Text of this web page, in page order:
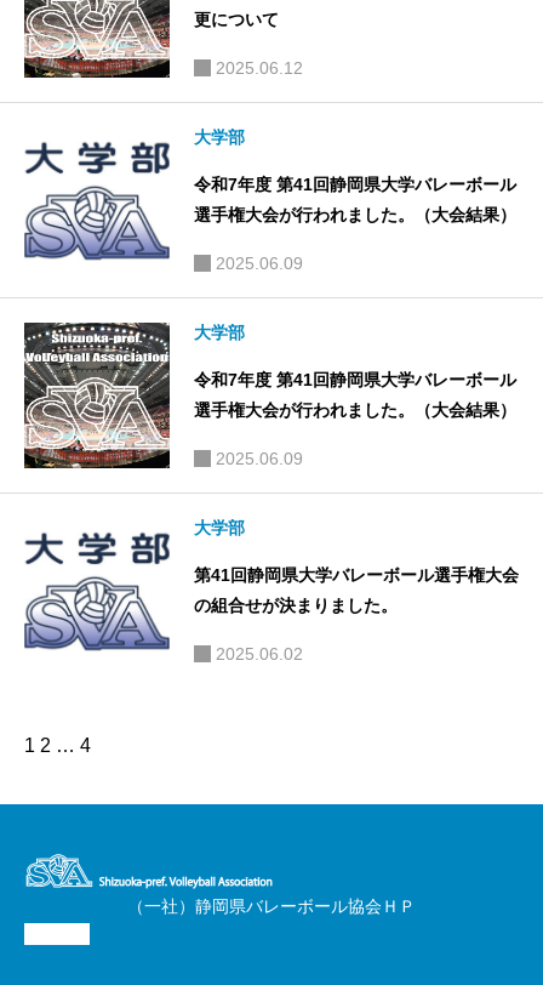
更について
2025.06.12
大学部
令和7年度 第41回静岡県大学バレーボール
選手権大会が行われました。（大会結果）
2025.06.09
大学部
令和7年度 第41回静岡県大学バレーボール
選手権大会が行われました。（大会結果）
2025.06.09
大学部
第41回静岡県大学バレーボール選手権大会
の組合せが決まりました。
2025.06.02
1 2 … 4
（一社）静岡県バレーボール協会ＨＰ